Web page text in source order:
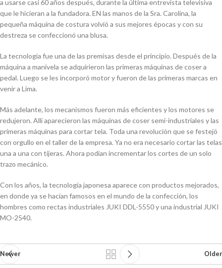
a usarse casi 60 años después, durante la última entrevista televisiva
que le hicieran a la fundadora. EN las manos de la Sra. Carolina, la
pequeña máquina de costura volvió a sus mejores épocas y con su
destreza se confeccionó una blusa.
La tecnología fue una de las premisas desde el principio. Después de la
máquina a manivela se adquirieron las primeras máquinas de coser a
pedal. Luego se les incorporó motor y fueron de las primeras marcas en
venir a Lima.
Más adelante, los mecanismos fueron más eficientes y los motores se
redujeron. Allí aparecieron las máquinas de coser semi-industriales y las
primeras máquinas para cortar tela. Toda una revolución que se festejó
con orgullo en el taller de la empresa. Ya no era necesario cortar las telas
una a una con tijeras. Ahora podían incrementar los cortes de un solo
trazo mecánico.
Con los años, la tecnología japonesa aparece con productos mejorados,
en donde ya se hacían famosos en el mundo de la confección, los
hombres como rectas industriales JUKI DDL-5550 y una industrial JUKI
MO-2540.
Newer Older